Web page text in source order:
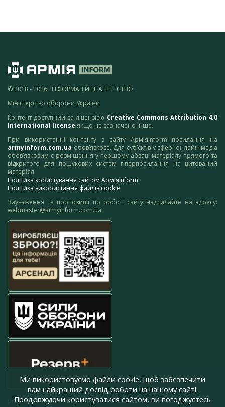
© 2018 - 2026, ІНФОРМАЦІЙНЕ АГЕНТСТВО,
Міністерство оборони України
Контент доступний за ліцензією Creative Commons Attribution 4.0
International license якщо не зазначено інше.
При використанні контенту з сайту АрміяInform посилання на
armyinform.com.ua обов’язкове. Для суб’єктів у сфері онлайн-медіа
обов’язковим є розміщення у першому абзаці матеріалу прямого та
відкритого для пошукових систем гіперпосилання на цитований
матеріал.
Політика користування сайтом АрміяInform
Політика використання файлів cookie
Зауваження та пропозиції по роботі сайту надсилайте на адресу:
webmaster@armyinform.com.ua
press@armyinform.com.ua
Ми використовуємо файли cookie, щоб забезпечити
вам найкращий досвід роботи на нашому сайті.
Продовжуючи користуватися сайтом, ви погоджуєтесь